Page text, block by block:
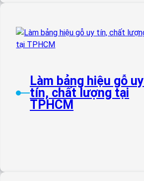
Làm bảng hiệu gỗ uy
tín, chất lượng tại
TPHCM